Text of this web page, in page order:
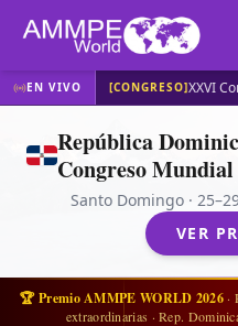
EN VIVO [CONGRESO]XXVI
República
Congreso Mundial
Santo Domingo ·
VER
🏆Premio AMMPE WORLD 2026 ·
extraordinarias · Rep.